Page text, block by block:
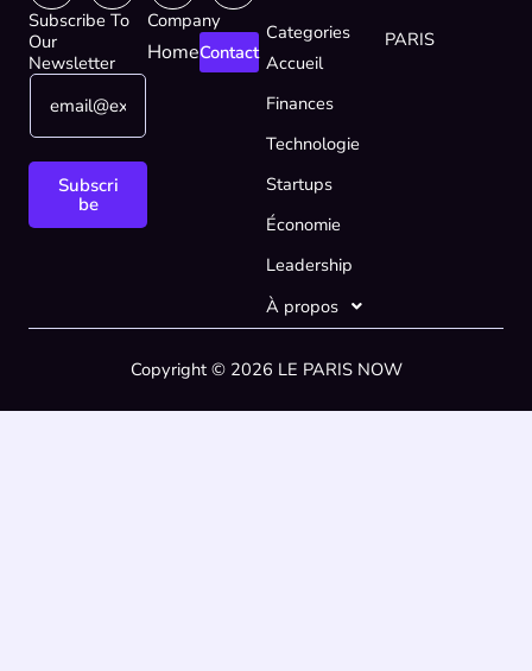
Subscribe To
Our
Newsletter
E
a
i
m
*
E
a
Subscri
be
Company
HomeContact
Categories
Accueil
Finances
Technologie
Startups
Économie
Leadership
À propos
PARIS
Copyright © 2026 LE PARIS NOW